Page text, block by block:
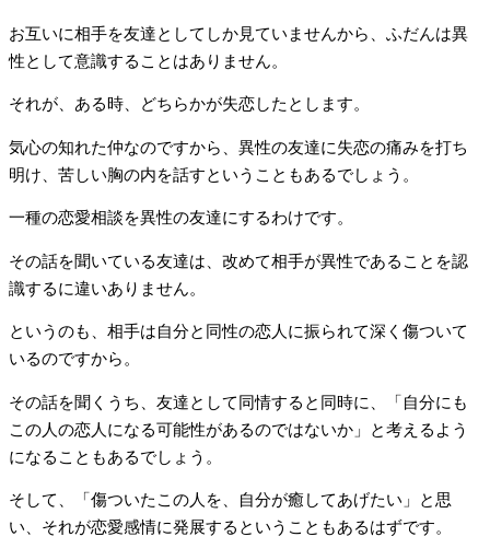
お互いに相手を友達としてしか見ていませんから、ふだんは異
性として意識することはありません。
それが、ある時、どちらかが失恋したとします。
気心の知れた仲なのですから、異性の友達に失恋の痛みを打ち
明け、苦しい胸の内を話すということもあるでしょう。
一種の恋愛相談を異性の友達にするわけです。
その話を聞いている友達は、改めて相手が異性であることを認
識するに違いありません。
というのも、相手は自分と同性の恋人に振られて深く傷ついて
いるのですから。
その話を聞くうち、友達として同情すると同時に、「自分にも
この人の恋人になる可能性があるのではないか」と考えるよう
になることもあるでしょう。
そして、「傷ついたこの人を、自分が癒してあげたい」と思
い、それが恋愛感情に発展するということもあるはずです。